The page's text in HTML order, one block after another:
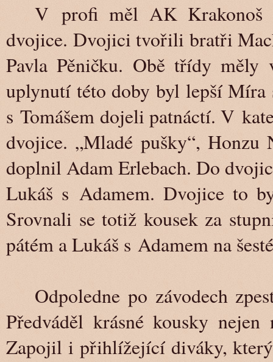
V profi měl AK Krakonoš
dvojice. Dvojici tvořili bratři
Pavla Pěničku. Obě třídy
uplynutí této doby byl lepší
s Tomášem dojeli patnáctí. V
dvojice. „Mladé pušky“, Honzu
doplnil Adam Erlebach. Do
Lukáš s Adamem. Dvojice to
Srovnali se totiž kousek za
pátém a Lukáš s Adamem na
Odpoledne po závodech
Předváděl krásné kousky
Zapojil i přihlížející diváky,